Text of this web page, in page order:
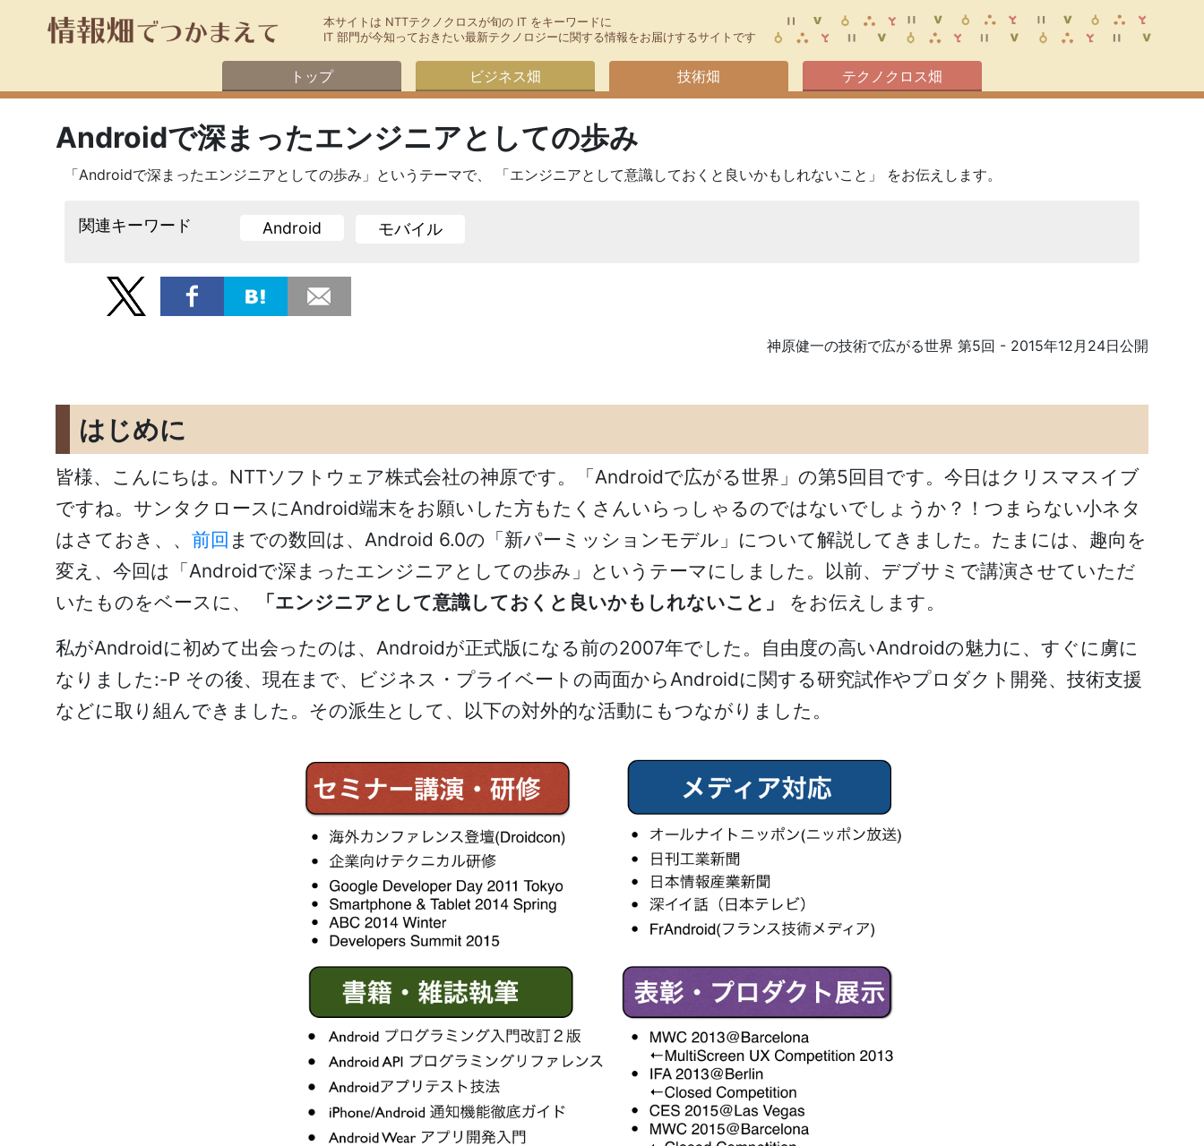
本サイトは NTTテクノクロスが旬の IT をキーワードに
IT 部門が今知っておきたい最新テクノロジーに関する情報をお届けするサイトです
トップ ビジネス畑 技術畑 テクノクロス畑
Androidで深まったエンジニアとしての歩み
「Androidで深まったエンジニアとしての歩み」というテーマで、 「エンジニアとして意識しておくと良いかもしれないこと」 をお伝えします。
関連キーワード Android モバイル
神原健一の技術で広がる世界 第5回 - 2015年12月24日公開
はじめに
皆様、こんにちは。NTTソフトウェア株式会社の神原です。「Androidで広がる世界」の第5回目です。今日はクリスマスイブ
ですね。サンタクロースにAndroid端末をお願いした方もたくさんいらっしゃるのではないでしょうか？！つまらない小ネタ
はさておき、、 前回 までの数回は、Android 6.0の「新パーミッションモデル」について解説してきました。たまには、趣向を
変え、今回は「Androidで深まったエンジニアとしての歩み」というテーマにしました。以前、デブサミで講演させていただ
いたものをベースに、
「エンジニアとして意識しておくと良いかもしれないこと」 をお伝えします。
私がAndroidに初めて出会ったのは、Androidが正式版になる前の2007年でした。自由度の高いAndroidの魅力に、すぐに虜に
なりました:-P その後、現在まで、ビジネス・プライベートの両面からAndroidに関する研究試作やプロダクト開発、技術支援
などに取り組んできました。その派生として、以下の対外的な活動にもつながりました。